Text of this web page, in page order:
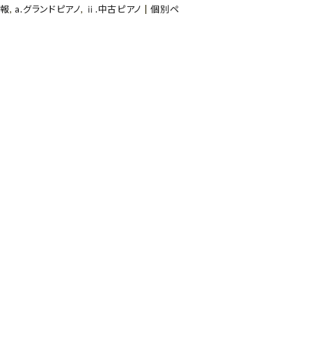
,a.グランドピアノ, ⅱ.中古ピアノ |個別ペ